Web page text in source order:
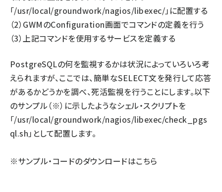
「/usr/local/groundwork/nagios/libexec/」に配置する
（2）GWMのConfiguration画面でコマンドの定義を行う
（3）上記コマンドを使用するサービスを定義する
PostgreSQLの何を監視するかは状況によっていろいろ考
えられますが、ここでは、簡単なSELECT文を発行して応答
があるかどうかを調べ、死活監視を行うことにします。以下
のサンプル（※）に示したようなシェル・スクリプトを
「/usr/local/groundwork/nagios/libexec/check_pgs
ql.sh」として配置します。
※サンプル・コードのダウンロードはこちら